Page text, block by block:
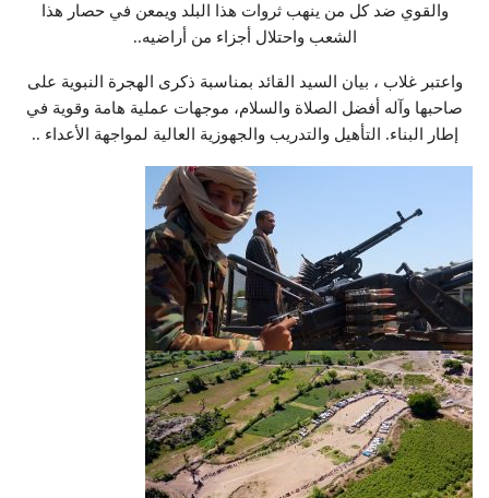
والقوي ضد كل من ينهب ثروات هذا البلد ويمعن في حصار هذا
الشعب واحتلال أجزاء من أراضيه..
واعتبر غلاب ، بيان السيد القائد بمناسبة ذكرى الهجرة النبوية على
صاحبها وآله أفضل الصلاة والسلام، موجهات عملية هامة وقوية في
إطار البناء. التأهيل والتدريب والجهوزية العالية لمواجهة الأعداء ..